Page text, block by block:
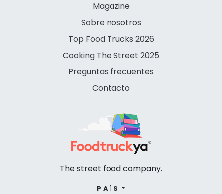
Magazine
Sobre nosotros
Top Food Trucks 2026
Cooking The Street 2025
Preguntas frecuentes
Contacto
The street food company.
PAÍS